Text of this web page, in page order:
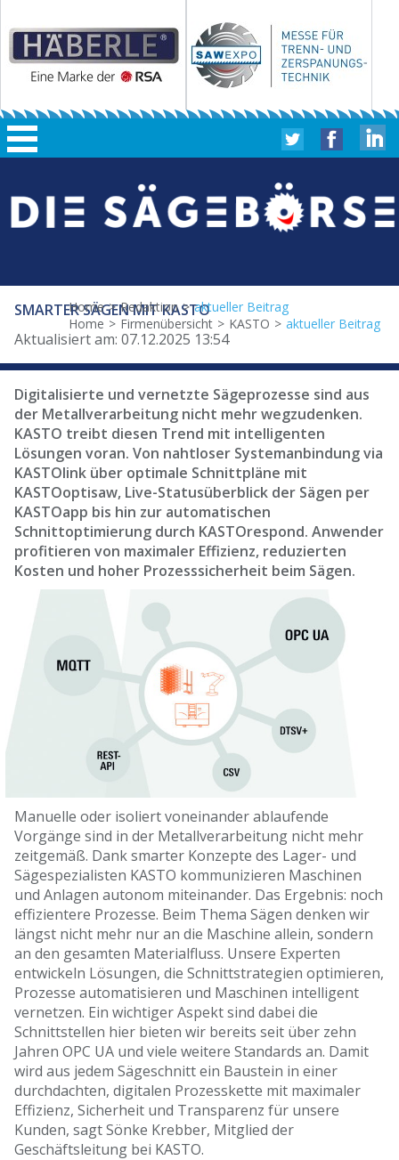
SMARTER SÄGEN MIT KASTO
Aktualisiert am: 07.12.2025 13:54
Home > Redaktion > aktueller Beitrag
Home > Firmenübersicht > KASTO > aktueller Beitrag
Digitalisierte und vernetzte Sägeprozesse sind aus
der Metallverarbeitung nicht mehr wegzudenken.
KASTO treibt diesen Trend mit intelligenten
Lösungen voran. Von nahtloser Systemanbindung via
KASTOlink über optimale Schnittpläne mit
KASTOoptisaw, Live-Statusüberblick der Sägen per
KASTOapp bis hin zur automatischen
Schnittoptimierung durch KASTOrespond. Anwender
profitieren von maximaler Effizienz, reduzierten
Kosten und hoher Prozesssicherheit beim Sägen.
Manuelle oder isoliert voneinander ablaufende
Vorgänge sind in der Metallverarbeitung nicht mehr
zeitgemäß. Dank smarter Konzepte des Lager- und
Sägespezialisten KASTO kommunizieren Maschinen
und Anlagen autonom miteinander. Das Ergebnis: noch
effizientere Prozesse. Beim Thema Sägen denken wir
längst nicht mehr nur an die Maschine allein, sondern
an den gesamten Materialfluss. Unsere Experten
entwickeln Lösungen, die Schnittstrategien optimieren,
Prozesse automatisieren und Maschinen intelligent
vernetzen. Ein wichtiger Aspekt sind dabei die
Schnittstellen hier bieten wir bereits seit über zehn
Jahren OPC UA und viele weitere Standards an. Damit
wird aus jedem Sägeschnitt ein Baustein in einer
durchdachten, digitalen Prozesskette mit maximaler
Effizienz, Sicherheit und Transparenz für unsere
Kunden, sagt Sönke Krebber, Mitglied der
Geschäftsleitung bei KASTO.